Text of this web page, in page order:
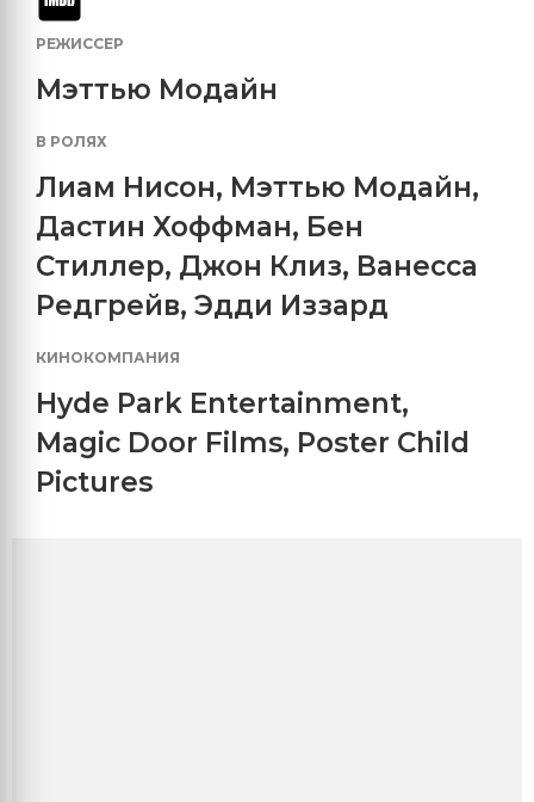
РЕЖИССЕР
Мэттью Модайн
В РОЛЯХ
Лиам Нисон, Мэттью Модайн,
Дастин Хоффман, Бен
Стиллер, Джон Клиз, Ванесса
Редгрейв, Эдди Иззард
КИНОКОМПАНИЯ
Hyde Park Entertainment,
Magic Door Films, Poster Child
Pictures